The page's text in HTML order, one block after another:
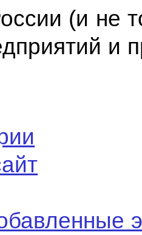
(и не
и